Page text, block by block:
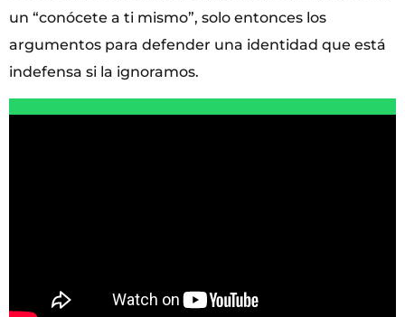
un “conócete a ti mismo”, solo entonces los
argumentos para defender una identidad que está
indefensa si la ignoramos.